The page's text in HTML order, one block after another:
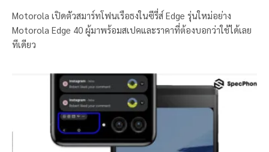
Motorola เปิดตัวสมาร์ทโฟนเรือธงในซีรี่ส์ Edge รุ่นใหม่อย่าง
Motorola Edge 40 ผู้มาพร้อมสเปคและราคาที่ต้องบอกว่าใช้ได้เลย
ทีเดียว